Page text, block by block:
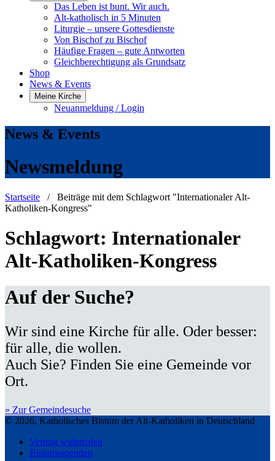
Das Leben ist bunt. Wir auch.
Alt-katholisch in 5 Minuten
Liturgie – unsere Gottesdienste
Von Bischof zu Bischof
Häufige Fragen – gute Antworten
Gleichberechtigung als Grundsatz
Shop
News & Events
Meine Kirche
Neuanmeldung / Login
News & Events
Newsmeldung
Startseite / Beiträge mit dem Schlagwort "Internationaler Alt-
Katholiken-Kongress"
Schlagwort: Internationaler
Alt-Katholiken-Kongress
Auf der Suche?
Wir sind eine Kirche für alle. Oder besser:
für alle, die wollen.
Auch Sie? Finden Sie eine Gemeinde vor
Ort.
» Zur Gemeindesuche
© 2026, Katholisches Bistum der Alt-Katholiken in Deutschland
Vertrag widerrufen
Bistumsspenden